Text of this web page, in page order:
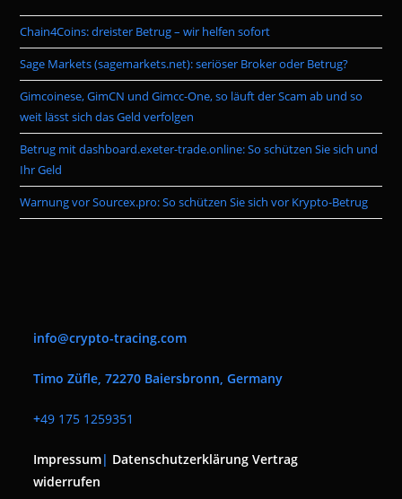
the
Chain4Coins: dreister Betrug – wir helfen sofort
Sage Markets (sagemarkets.net): seriöser Broker oder Betrug?
Gimcoinese, GimCN und Gimcc-One, so läuft der Scam ab und so
weit lässt sich das Geld verfolgen
Betrug mit dashboard.exeter-trade.online: So schützen Sie sich und
Ihr Geld
Warnung vor Sourcex.pro: So schützen Sie sich vor Krypto-Betrug
info@crypto-tracing.com
Timo Züfle, 72270 Baiersbronn, Germany
+49 175 1259351
Impressum| Datenschutzerklärung Vertrag
widerrufen